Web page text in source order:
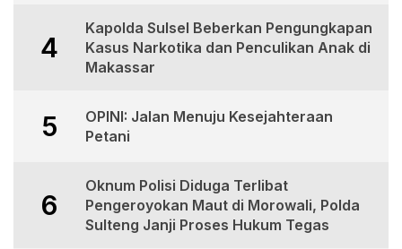
4
Kapolda Sulsel Beberkan Pengungkapan
Kasus Narkotika dan Penculikan Anak di
Makassar
5
OPINI: Jalan Menuju Kesejahteraan
Petani
6
Oknum Polisi Diduga Terlibat
Pengeroyokan Maut di Morowali, Polda
Sulteng Janji Proses Hukum Tegas